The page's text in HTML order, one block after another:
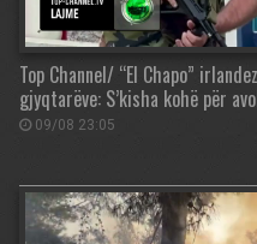
Top Channel/ “El Chapo”
gjyqtarëve: S’kisha kohë për
09/08 23:05